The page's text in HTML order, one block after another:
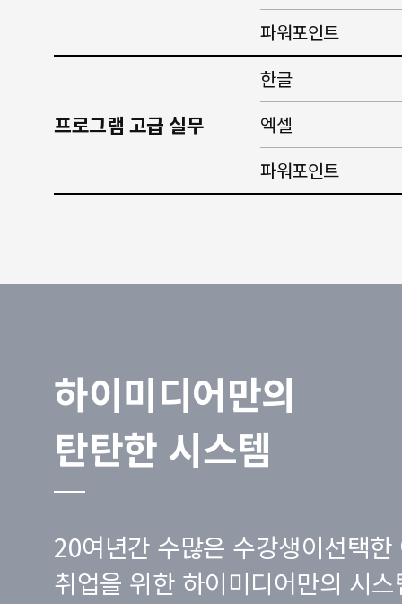
파워포인트
프로그램 고급 실무
한글
엑셀
파워포인트
하이미디어만의
탄탄한 시스템
20여년간 수많은 수강생이선택한
취업을 위한 하이미디어만의 시